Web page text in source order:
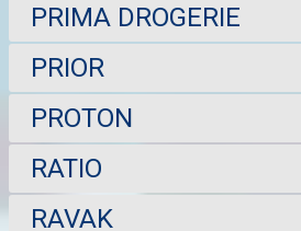
PRIMA DROGERIE
PRIOR
PROTON
RATIO
RAVAK